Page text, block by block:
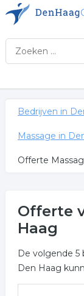
Bedrijven in
Massage in
Offerte
Offerte
Haag
De volgende 5
Den Haag